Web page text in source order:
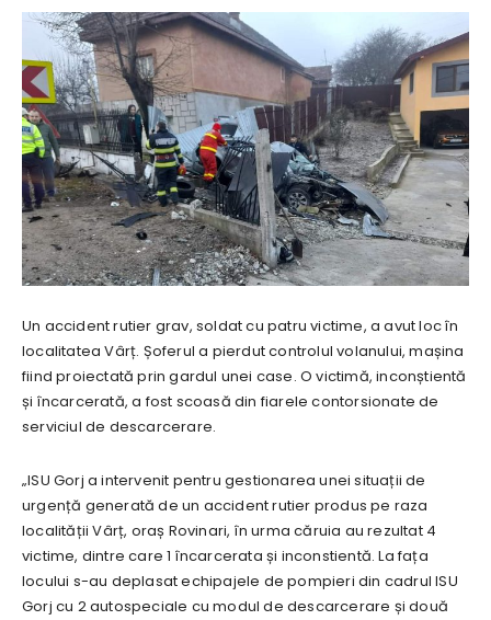
Un accident rutier grav, soldat cu patru victime, a avut loc în
localitatea Vârț. Șoferul a pierdut controlul volanului, mașina
fiind proiectată prin gardul unei case. O victimă, inconștientă
și încarcerată, a fost scoasă din fiarele contorsionate de
serviciul de descarcerare.
„ISU Gorj a intervenit pentru gestionarea unei situații de
urgență generată de un accident rutier produs pe raza
localității Vârț, oraș Rovinari, în urma căruia au rezultat 4
victime, dintre care 1 încarcerata și inconstientă. La fața
locului s-au deplasat echipajele de pompieri din cadrul ISU
Gorj cu 2 autospeciale cu modul de descarcerare și două